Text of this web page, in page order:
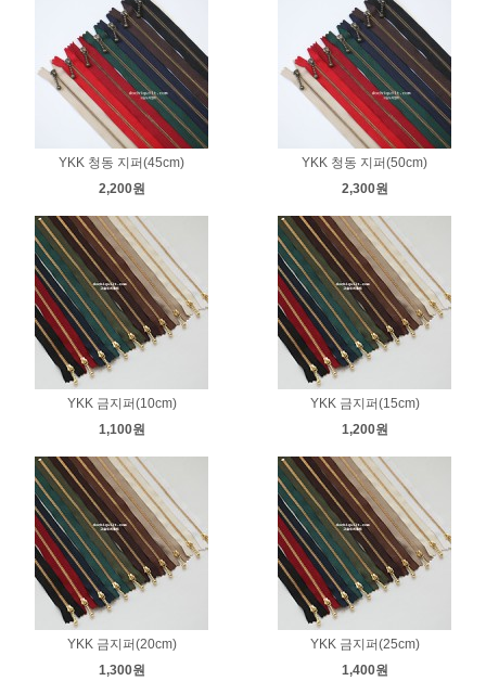
YKK 청동 지퍼(45cm)
2,200원
YKK 청동 지퍼(50cm)
2,300원
YKK 금지퍼(10cm)
1,100원
YKK 금지퍼(15cm)
1,200원
YKK 금지퍼(20cm)
1,300원
YKK 금지퍼(25cm)
1,400원